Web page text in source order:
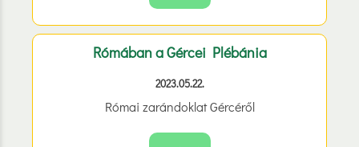
Rómában a Gércei Plébánia
2023.05.22.
Római zarándoklat Gércéről